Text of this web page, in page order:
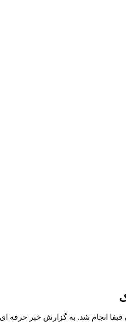
انجام شد. به گزارش خبر حرفه